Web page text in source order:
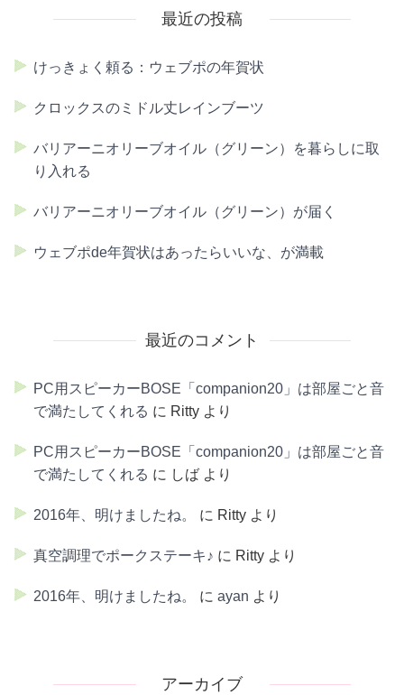
最近の投稿
けっきょく頼る：ウェブポの年賀状
クロックスのミドル丈レインブーツ
バリアーニオリーブオイル（グリーン）を暮らしに取
り入れる
バリアーニオリーブオイル（グリーン）が届く
ウェブポde年賀状はあったらいいな、が満載
最近のコメント
PC用スピーカーBOSE「companion20」は部屋ごと音
で満たしてくれる に Ritty より
PC用スピーカーBOSE「companion20」は部屋ごと音
で満たしてくれる に しば より
2016年、明けましたね。 に Ritty より
真空調理でポークステーキ♪ に Ritty より
2016年、明けましたね。 に ayan より
アーカイブ